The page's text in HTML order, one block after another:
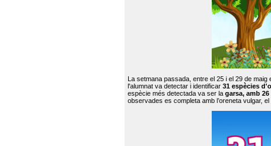
La setmana passada, entre el 25 i el 29 de
l'alumnat va detectar i identificar 31 espècies
espècie més detectada va ser la garsa, amb
observades es completa amb l’oreneta vulgar,